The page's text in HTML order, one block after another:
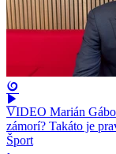
VIDEO Marián
zámorí? Takáto je
Šport